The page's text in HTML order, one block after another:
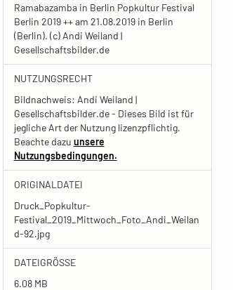
Ramabazamba in Berlin Popkultur Festival
Berlin 2019 ++ am 21.08.2019 in Berlin
(Berlin). (c) Andi Weiland |
Gesellschaftsbilder.de
NUTZUNGSRECHT
Bildnachweis: Andi Weiland |
Gesellschaftsbilder.de - Dieses Bild ist für
jegliche Art der Nutzung lizenzpflichtig.
Beachte dazu unsere
Nutzungsbedingungen.
ORIGINALDATEI
Druck_Popkultur-
Festival_2019_Mittwoch_Foto_Andi_Weilan
d-92.jpg
DATEIGRÖSSE
6.08 MB